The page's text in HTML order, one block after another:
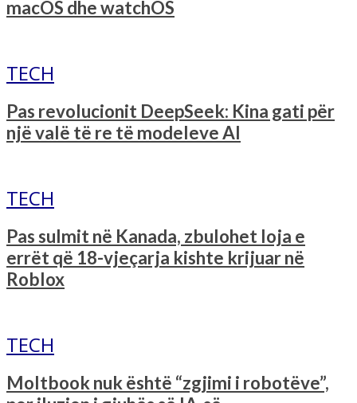
macOS dhe watchOS
TECH
Pas revolucionit DeepSeek: Kina gati për
një valë të re të modeleve AI
TECH
Pas sulmit në Kanada, zbulohet loja e
errët që 18-vjeçarja kishte krijuar në
Roblox
TECH
Moltbook nuk është “zgjimi i robotëve”,